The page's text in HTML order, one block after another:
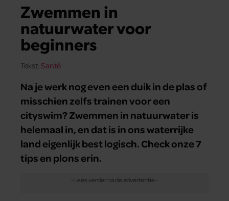
Zwemmen in
natuurwater voor
beginners
Tekst: Santé
Na je werk nog even een duik in de plas of
misschien zelfs trainen voor een
cityswim? Zwemmen in natuurwater is
helemaal in, en dat is in ons waterrijke
land eigenlijk best logisch. Check onze 7
tips en plons erin.